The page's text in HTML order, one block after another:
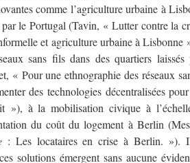
comme l’agriculture urbaine à
le Portugal (Tavin, « Lutter contre la
et agriculture urbaine à Lisbonne
sans fils dans des quartiers laissés
« Pour une ethnographie des réseaux
des technologies décentralisées
»), à la mobilisation civique à
du coût du logement à Berlin
: Les locataires en crise à Berlin. »).
solutions émergent sans aucune